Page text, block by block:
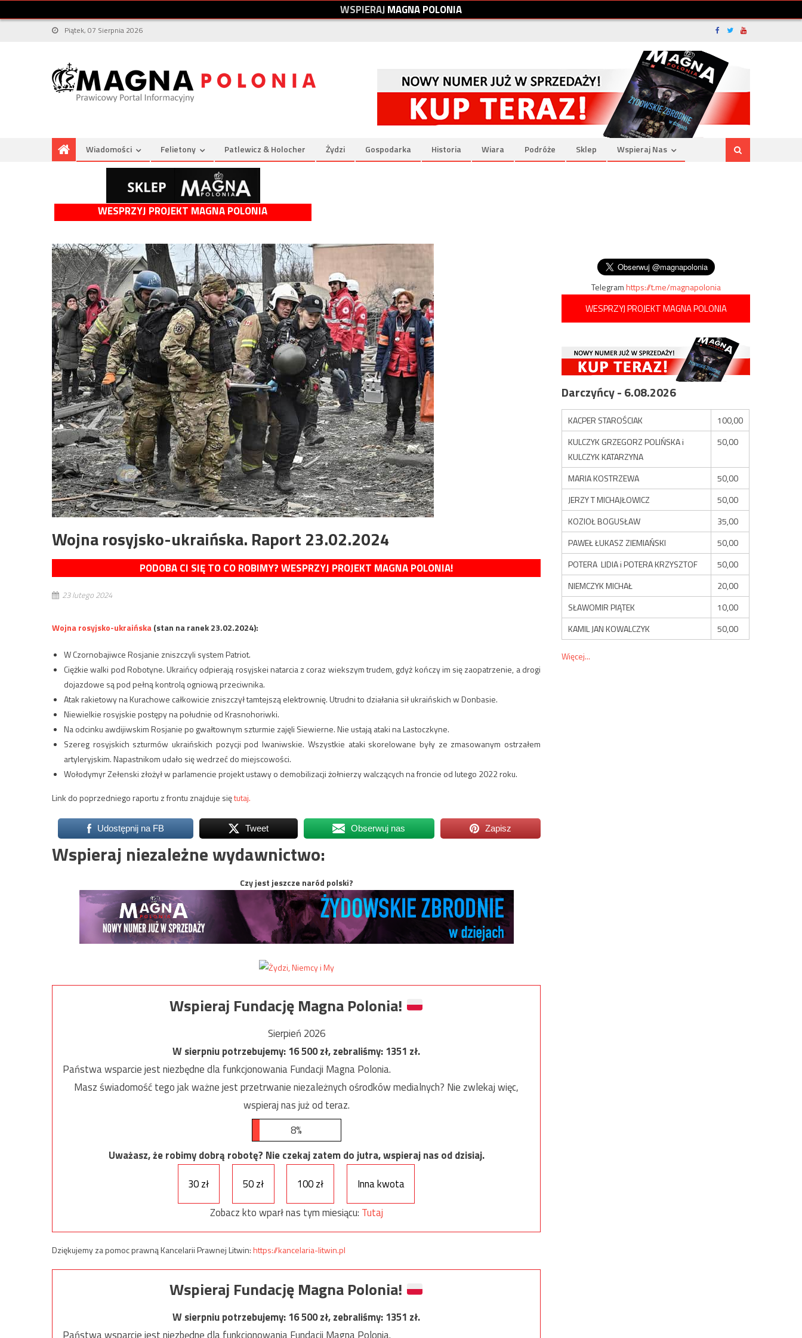
WSPIERAJMAGNAPOLONIA
Piątek, 07 Sierpnia 2026
Wiadomości Felietony Patlewicz & Holocher Żydzi Gospodarka Historia Wiara Podróże Sklep Wspieraj Nas
WESPRZYJ PROJEKT MAGNA POLONIA
Wojna rosyjsko-ukraińska. Raport 23.02.2024
PODOBA CI SIĘ TO CO ROBIMY? WESPRZYJ PROJEKT MAGNA POLONIA!
23 lutego 2024
Wojna rosyjsko-ukraińska(stan na ranek 23.02.2024):
W Czornobajiwce Rosjanie zniszczyli system Patriot.
Ciężkie walki pod Robotyne. Ukraińcy odpierają rosyjskei natarcia z coraz wiekszym trudem, gdyż kończy im się zaopatrzenie, a drogi
dojazdowe są pod pełną kontrolą ogniową przeciwnika.
Atak rakietowy na Kurachowe całkowicie zniszczył tamtejszą elektrownię. Utrudni to działania sił ukraińskich w Donbasie.
Niewielkie rosyjskie postępy na południe od Krasnohoriwki.
Na odcinku awdijiwskim Rosjanie po gwałtownym szturmie zajęli Siewierne. Nie ustają ataki na Lastoczkyne.
Szereg rosyjskich szturmów ukraińskich pozycji pod Iwaniwskie. Wszystkie ataki skorelowane były ze zmasowanym ostrzałem
artyleryjskim. Napastnikom udało się wedrzeć do miejscowości.
Wołodymyr Zełenski złożył w parlamencie projekt ustawy o demobilizacji żołnierzy walczących na froncie od lutego 2022 roku.
Link do poprzedniego raportu z frontu znajduje siętutaj.
Udostępnij na FB Tweet Obserwuj nas Zapisz
Wspieraj niezależne wydawnictwo:
Czy jest jeszcze naród polski?
Wspieraj Fundację Magna Polonia!
Sierpień 2026
W sierpniu potrzebujemy:16 500zł, zebraliśmy:1351 zł.
Państwa wsparcie jest niezbędne dla funkcjonowania Fundacji Magna Polonia.
Masz świadomość tego jak ważne jest przetrwanie niezależnych ośrodków medialnych? Nie zwlekaj więc,
wspieraj nas już od teraz.
8%
Uważasz, że robimy dobrą robotę? Nie czekaj zatem do jutra, wspieraj nas od dzisiaj.
30 zł
50 zł 100 zł
Inna kwota
Zobacz kto wparł nas tym miesiącu: Tutaj
Dziękujemy za pomoc prawną Kancelarii Prawnej Litwin:https://kancelaria-litwin.pl
Wspieraj Fundację Magna Polonia!
W sierpniu potrzebujemy:16 500zł, zebraliśmy:1351 zł.
Telegramhttps://t.me/magnapolonia
WESPRZYJ PROJEKT MAGNA POLONIA
Darczyńcy - 6.08.2026
KACPER STAROŚCIAK
100,00
KULCZYK GRZEGORZ POLIŃSKA i
KULCZYK KATARZYNA
50,00
MARIA KOSTRZEWA
50,00
JERZY T MICHAJŁOWICZ
50,00
KOZIOŁ BOGUSŁAW
35,00
PAWEŁ ŁUKASZ ZIEMIAŃSKI
50,00
POTERA LIDIA i POTERA KRZYSZTOF
50,00
NIEMCZYK MICHAŁ
20,00
SŁAWOMIR PIĄTEK
10,00
KAMIL JAN KOWALCZYK
50,00
Więcej...